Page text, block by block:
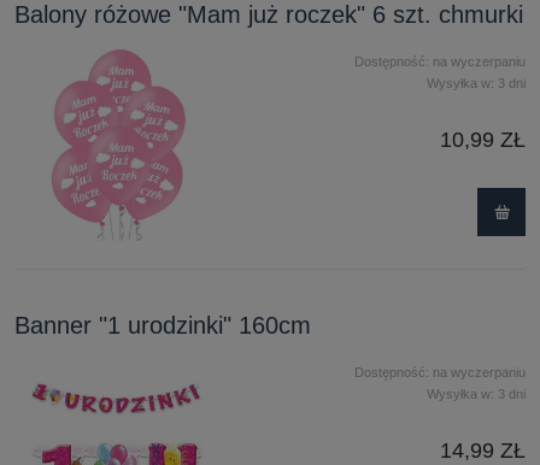
Balony różowe "Mam już roczek" 6 szt. chmurki
Dostępność: na wyczerpaniu
Wysyłka w: 3 dni
10,99 ZŁ
Banner "1 urodzinki" 160cm
Dostępność: na wyczerpaniu
Wysyłka w: 3 dni
14,99 ZŁ